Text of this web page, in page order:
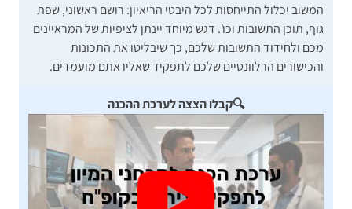
המשוב יכלול התייחסות לכל היבטי הריאיון: רושם ראשוני, שפת
גוף, תוכן התשובות וכו'. דגש מיוחד יינתן לציפיות של המראיינים
מכם ולחידוד התשובות שלכם, כך שיבליטו את התכונות
והכישורים הרלוונטיים שלכם לתפקיד שאליו אתם מועמדים.
🔍קבלו הצצה לערכת ההכנה